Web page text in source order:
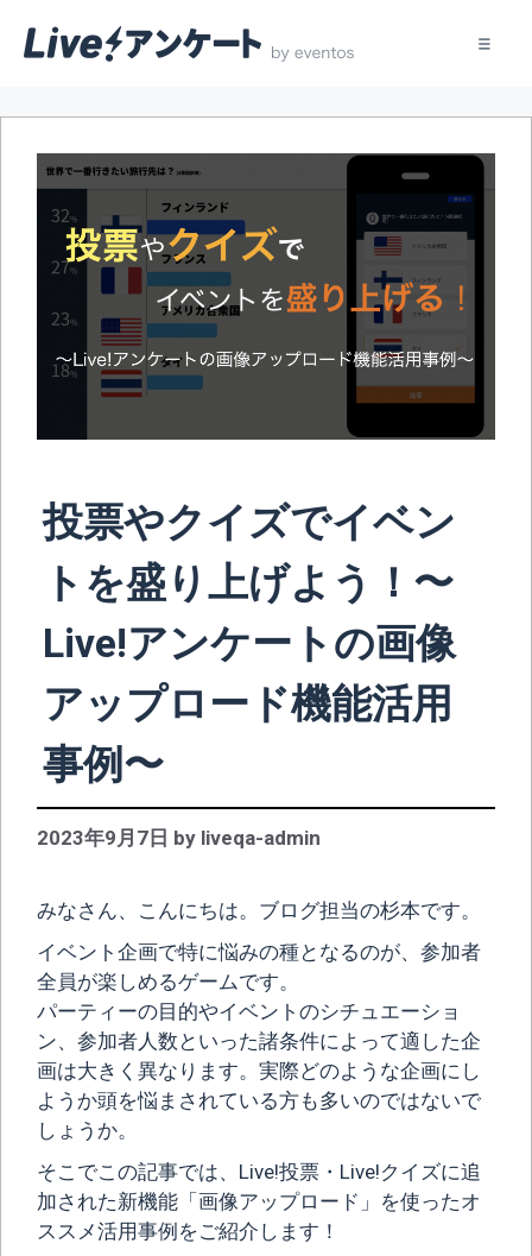
投票やクイズでイベン
トを盛り上げよう！〜
Live!アンケートの画像
アップロード機能活用
事例〜
2023年9月7日 by liveqa-admin
みなさん、こんにちは。ブログ担当の杉本です。
イベント企画で特に悩みの種となるのが、参加者
全員が楽しめるゲームです。
パーティーの目的やイベントのシチュエーショ
ン、参加者人数といった諸条件によって適した企
画は大きく異なります。実際どのような企画にし
ようか頭を悩まされている方も多いのではないで
しょうか。
そこでこの記事では、Live!投票・Live!クイズに追
加された新機能「画像アップロード」を使ったオ
ススメ活用事例をご紹介します！